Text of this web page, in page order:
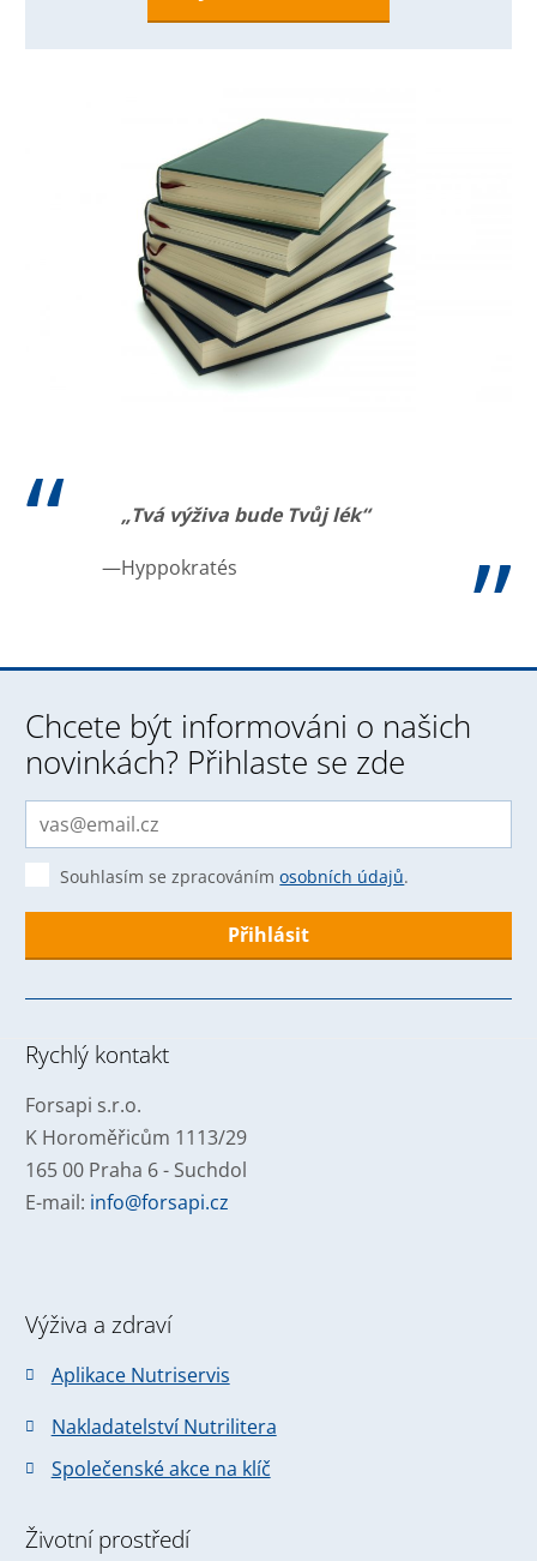
„Tvá výživa bude Tvůj lék“
Hyppokratés
Chcete být informováni o našich
novinkách? Přihlaste se zde
Souhlasím se zpracovánímosobních údajů.
se
nepodařilo
odeslat.
Rychlý kontakt
Forsapi s.r.o.
K Horoměřicům 1113/29
165 00 Praha 6 - Suchdol
E-mail: info@forsapi.cz
Výživa a zdraví
Aplikace Nutriservis
Nakladatelství Nutrilitera
Společenské akce na klíč
Životní prostředí